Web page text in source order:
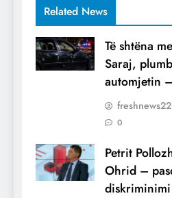
Related News
Të shtëna
Saraj,
automjetin
freshnews22
0
Petrit
Ohrid –